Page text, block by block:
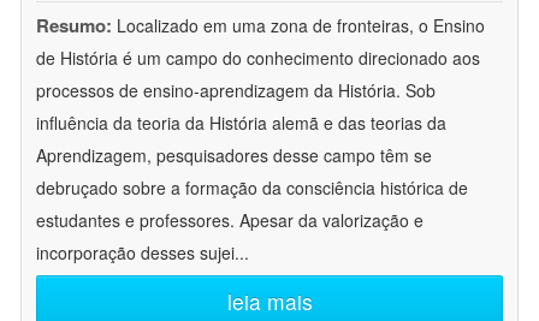
Resumo: Localizado em uma zona de fronteiras, o Ensino
de História é um campo do conhecimento direcionado aos
processos de ensino-aprendizagem da História. Sob
influência da teoria da História alemã e das teorias da
Aprendizagem, pesquisadores desse campo têm se
debruçado sobre a formação da consciência histórica de
estudantes e professores. Apesar da valorização e
incorporação desses sujei...
leia mais